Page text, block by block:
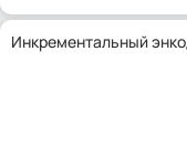
Инкрементальный